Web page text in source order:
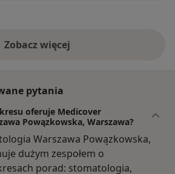
Zobacz więcej
pytania
oferuje Medicover
Powązkowska, Warszawa?
Warszawa Powązkowska,
dużym zespołem o
porad: stomatologia,